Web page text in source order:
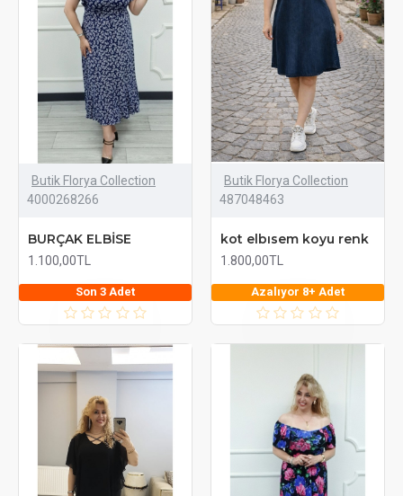
Hafif ve nefes alabilen kumaşlar, gün boyu konforlu bir
şekilde giyinmenizi sağlarken, kaliteli dokuları uzun ömürlü
bir kullanım sunar.
Eğer şıklığı ve zarafeti bir arada arıyorsanız,
koleksiyonumuzdaki elbiseler tam size göre! Her anınızda
kendinizi özel hissetmek ve tarzınızı yansıtmak için elbise
seçimlerinizi yapmaya davet ediyoruz.
Butik Florya Collection
4000268266
BURÇAK ELBİSE
1.100,00TL
Son 3 Adet
Butik Florya Collection
487048463
kot elbısem koyu renk
1.800,00TL
Azalıyor 8+ Adet